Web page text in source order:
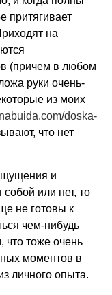
притягивает
на
(причем в любом
руки очень-
из моих
doska-
что нет
и
или нет, то
не готовы к
чем-нибудь
что тоже очень
моментов в
личного опыта.